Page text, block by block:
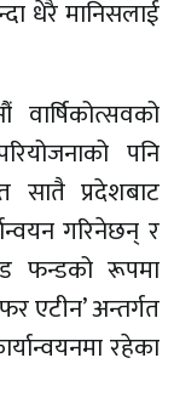
धेरै मानिसलाई
पनि
प्रदेशबाट
गरिनेछन् र
फन्डको रूपमा
एटीन’ अन्तर्गत
रहेका